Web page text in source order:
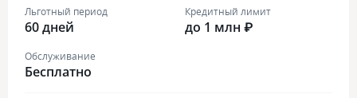
ПЛАТЕЖНЫЙ СТИКЕР
Льготный период
60 дней
Кредитный лимит
до 1 млн ₽
Обслуживание
Бесплатно